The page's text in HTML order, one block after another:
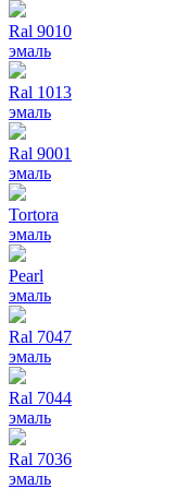
Ral 9010
эмаль
Ral 1013
эмаль
Ral 9001
эмаль
Tortora
эмаль
Pearl
эмаль
Ral 7047
эмаль
Ral 7044
эмаль
Ral 7036
эмаль